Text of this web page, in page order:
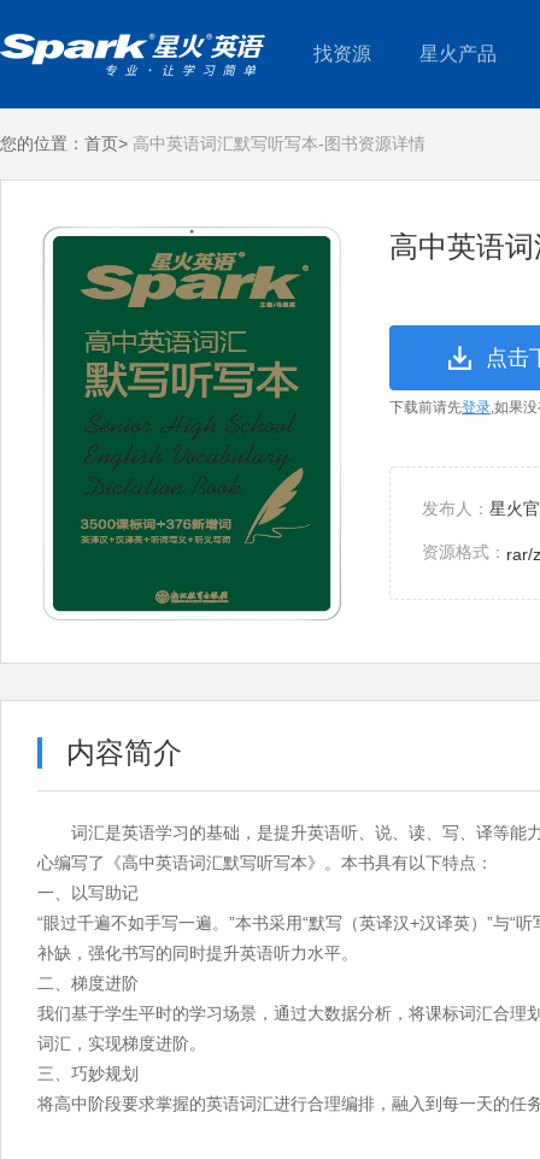
找资源 星火产品
您的位置： 首页> 高中英语词汇默写听写本-图书资源详情
高中英语
点击
下载前请先登录,如果
发布人： 星火
资源格式： rar/
内容简介
词汇是英语学习的基础，是提升英语听、说、读、写、译等
心编写了《高中英语词汇默写听写本》。本书具有以下特点：
一、以写助记
“眼过千遍不如手写一遍。”本书采用“默写（英译汉+汉译英）”与
补缺，强化书写的同时提升英语听力水平。
二、梯度进阶
我们基于学生平时的学习场景，通过大数据分析，将课标词汇合
词汇，实现梯度进阶。
三、巧妙规划
将高中阶段要求掌握的英语词汇进行合理编排，融入到每一天的